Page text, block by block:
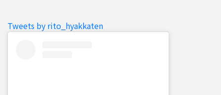
Tweets by rito_hyakkaten